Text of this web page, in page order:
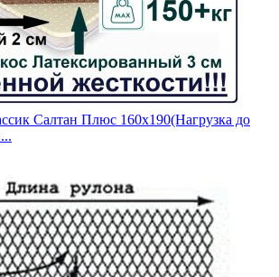
Салтан Плюс 160х190(Нагрузка до